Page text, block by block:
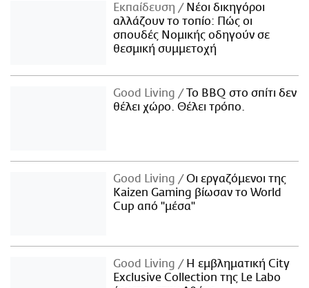
Εκπαίδευση
Νέοι δικηγόροι
αλλάζουν το τοπίο: Πώς οι
σπουδές Νομικής οδηγούν σε
θεσμική συμμετοχή
Good Living
Το BBQ στο σπίτι δεν
θέλει χώρο. Θέλει τρόπο.
Good Living
Οι εργαζόμενοι της
Kaizen Gaming βίωσαν το World
Cup από "μέσα"
Good Living
Η εμβληματική City
Exclusive Collection της Le Labo